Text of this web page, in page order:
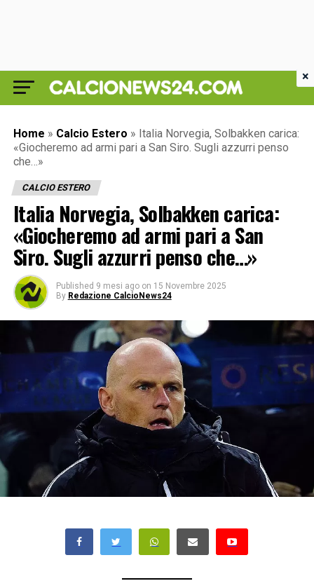
Home » Calcio Estero » Italia Norvegia, Solbakken carica:
«Giocheremo ad armi pari a San Siro. Sugli azzurri penso
che…»
CALCIO ESTERO
Italia Norvegia, Solbakken carica:
«Giocheremo ad armi pari a San
Siro. Sugli azzurri penso che…»
Published 9 mesi ago on 15 Novembre 2025
By Redazione CalcioNews24
×